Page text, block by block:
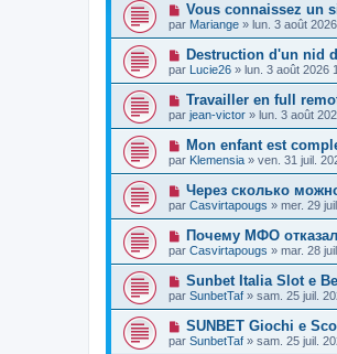
a
u
m
e
s
s
g
e
N
o
u
v
e
a
u
m
e
s
s
a
g
e
Vous connaissez un
par Mariange » lun. 3 août
N
o
u
v
a
u
m
e
s
s
g
e
Destruction d'un nid
par Lucie26 » lun. 3 août 2026
N
o
u
v
e
a
u
m
e
s
s
a
g
e
Travailler en full
par jean-victor » lun. 3 août
N
o
u
v
e
a
u
m
e
s
s
a
g
e
Mon enfant est
par Klemensia » ven. 31 juil.
N
o
u
v
e
a
u
m
e
s
s
a
g
Через сколько
par Casvirtapougs » mer. 29
N
o
u
v
e
a
u
m
e
Почему МФО
par Casvirtapougs » mar. 28
N
o
u
v
e
a
Sunbet Italia Slot e
par SunbetTaf » sam. 25 juil.
N
o
u
SUNBET Giochi e
par SunbetTaf » sam. 25 juil.